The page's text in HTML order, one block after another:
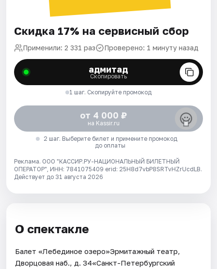
Скидка 17% на сервисный сбор
Применили: 2 331 раз Проверено: 1 минуту назад
адмитад
Скопировать
1 шаг. Скопируйте промокод
от 4 000 ₽
на Kassir.ru
2 шаг. Выберите билет и примените промокод
до оплаты
Реклама. ООО "КАССИР.РУ-НАЦИОНАЛЬНЫЙ БИЛЕТНЫЙ
ОПЕРАТОР", ИНН: 7841075409 erid: 25H8d7vbP8SRTvHZrUcdLB.
Действует до 31 августа 2026
О спектакле
Балет «Лебединое озеро»Эрмитажный театр,
Дворцовая наб., д. 34«Санкт-Петербургский